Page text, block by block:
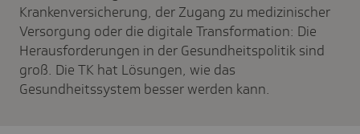
Krankenversicherung, der Zugang zu medizinischer
Versorgung oder die digitale Transformation: Die
Herausforderungen in der Gesundheitspolitik sind
groß. Die TK hat Lösungen, wie das
Gesundheitssystem besser werden kann.